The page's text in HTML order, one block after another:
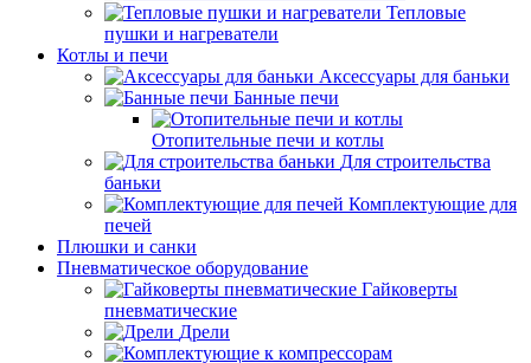
Тепловые
пушки и нагреватели
Котлы и печи
Аксессуары для баньки
Банные печи
Отопительные печи и котлы
Для строительства
баньки
Комплектующие для
печей
Плюшки и санки
Пневматическое оборудование
Гайковерты
пневматические
Дрели